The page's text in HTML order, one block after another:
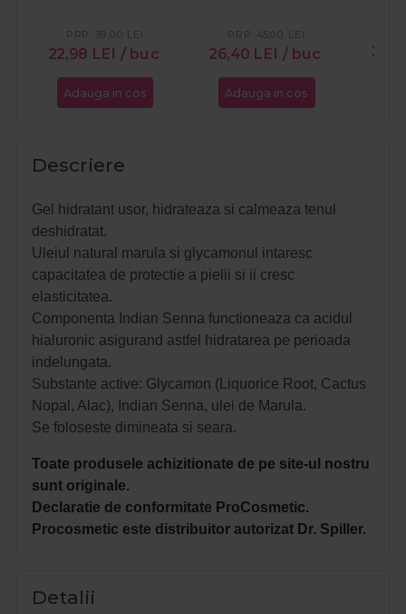
22,98 LEI / buc
PRP: 39,00 LEI
Adauga in cos
26,40 LEI / buc
PRP: 45,00 LEI
Adauga in cos
Descriere
Gel hidratant usor, hidrateaza si calmeaza tenul
deshidratat.
Uleiul natural marula si glycamonul intaresc
capacitatea de protectie a pielii si ii cresc
elasticitatea.
Componenta Indian Senna functioneaza ca acidul
hialuronic asigurand astfel hidratarea pe perioada
indelungata.
Substante active: Glycamon (Liquorice Root, Cactus
Nopal, Alac), Indian Senna, ulei de Marula.
Se foloseste dimineata si seara.
Toate produsele achizitionate de pe site-ul nostru
sunt originale.
Declaratie de conformitate ProCosmetic.
Procosmetic este distribuitor autorizat Dr. Spiller.
Detalii